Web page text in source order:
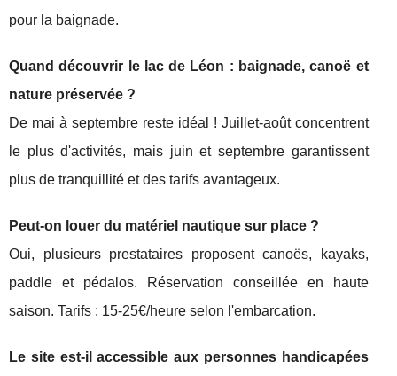
pour la baignade.
Quand découvrir le lac de Léon : baignade, canoë et
nature préservée ?
De mai à septembre reste idéal ! Juillet-août concentrent
le plus d'activités, mais juin et septembre garantissent
plus de tranquillité et des tarifs avantageux.
Peut-on louer du matériel nautique sur place ?
Oui, plusieurs prestataires proposent canoës, kayaks,
paddle et pédalos. Réservation conseillée en haute
saison. Tarifs : 15-25€/heure selon l'embarcation.
Le site est-il accessible aux personnes handicapées